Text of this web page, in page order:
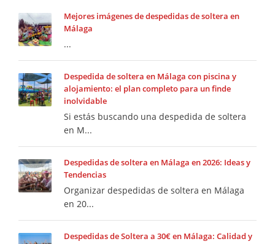
Mejores imágenes de despedidas de soltera en
Málaga
...
Despedida de soltera en Málaga con piscina y
alojamiento: el plan completo para un finde
inolvidable
Si estás buscando una despedida de soltera
en M...
Despedidas de soltera en Málaga en 2026: Ideas y
Tendencias
Organizar despedidas de soltera en Málaga
en 20...
Despedidas de Soltera a 30€ en Málaga: Calidad y